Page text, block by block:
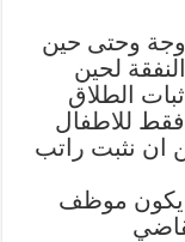
وحتى حين
لحين
الطلاق
فقط للاطفال
ان نثبت راتب
يكون موظف